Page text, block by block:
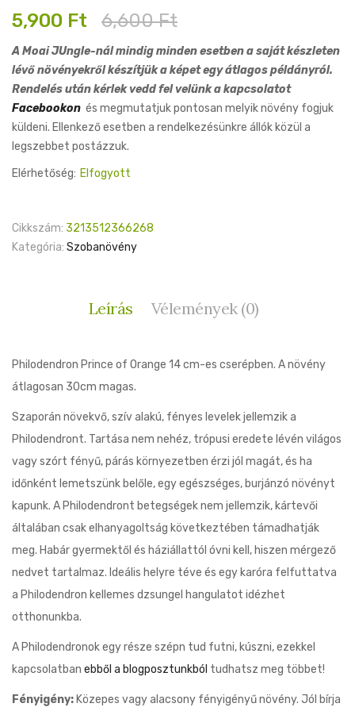
6,600Ft
Original
was:
6,600 Ft.
5,900 Ft
Current
is:
5,900 Ft.
A Moai JUngle-nál mindig minden esetben a saját készleten
lévő növényekről készítjük a képet egy átlagos példányról.
Rendelés után kérlek vedd fel velünk a kapcsolatot
Facebookon és megmutatjuk pontosan melyik növény fogjuk
küldeni. Ellenkező esetben a rendelkezésünkre állók közül a
legszebbet postázzuk.
Elérhetőség: Elfogyott
Cikkszám: 3213512366268
Kategória: Szobanövény
Leírás Vélemények (0)
Philodendron Prince of Orange 14 cm-es cserépben. A növény
átlagosan 30cm magas.
Szaporán növekvő, szív alakú, fényes levelek jellemzik a
Philodendront. Tartása nem nehéz, trópusi eredete lévén világos
vagy szórt fényű, párás környezetben érzi jól magát, és ha
időnként lemetszünk belőle, egy egészséges, burjánzó növényt
kapunk. A Philodendront betegségek nem jellemzik, kártevői
általában csak elhanyagoltság következtében támadhatják
meg. Habár gyermektől és háziállattól óvni kell, hiszen mérgező
nedvet tartalmaz. Ideális helyre téve és egy karóra felfuttatva
a Philodendron kellemes dzsungel hangulatot idézhet
otthonunkba.
A Philodendronok egy része szépn tud futni, kúszni, ezekkel
kapcsolatban ebből a blogposztunkból tudhatsz meg többet!
Fényigény: Közepes vagy alacsony fényigényű növény. Jól bírja